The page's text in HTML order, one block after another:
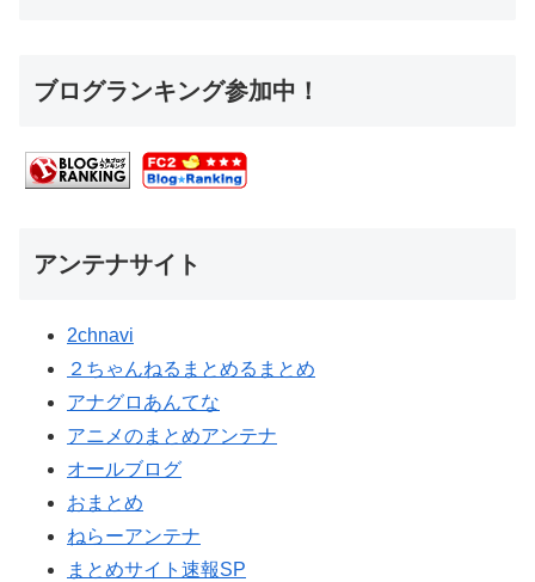
ブログランキング参加中！
アンテナサイト
2chnavi
２ちゃんねるまとめるまとめ
アナグロあんてな
アニメのまとめアンテナ
オールブログ
おまとめ
ねらーアンテナ
まとめサイト速報SP